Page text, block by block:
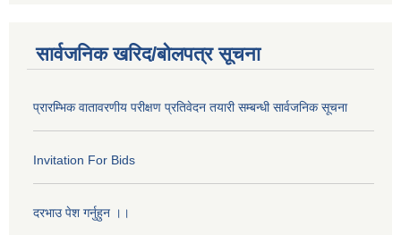
सार्वजनिक खरिद/बोलपत्र सूचना
प्रारम्भिक वातावरणीय परीक्षण प्रतिवेदन तयारी सम्बन्धी सार्वजनिक सूचना
Invitation For Bids
दरभाउ पेश गर्नुहुन ।।